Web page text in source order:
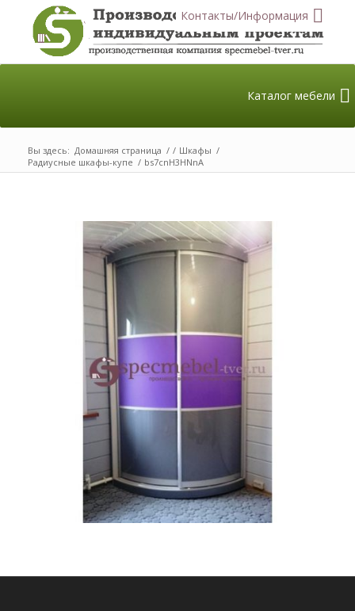
Контакты/Информация
Каталог мебели
Вы здесь: Домашняя страница / / Шкафы /
Радиусные шкафы-купе / bs7cnH3HNnA